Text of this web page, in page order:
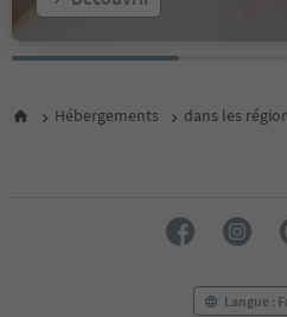
22
23
Hébergements dans les
Langue :